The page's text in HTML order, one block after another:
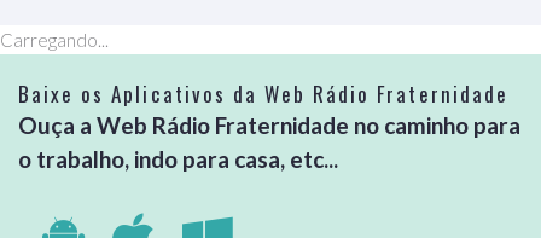
Carregando...
Baixe os Aplicativos da Web Rádio Fraternidade
Ouça a Web Rádio Fraternidade no caminho para
o trabalho, indo para casa, etc...